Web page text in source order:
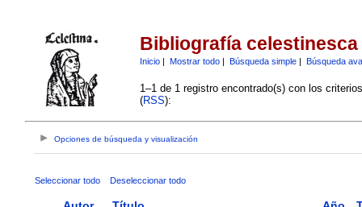
Bibliografía celestinesca
Inicio| Mostrar todo| Búsqueda simple| Búsqueda
1–1 de 1 registro encontrado(s) con los
(RSS):
Opciones de búsqueda y visualización
Seleccionar todo Deseleccionar todo